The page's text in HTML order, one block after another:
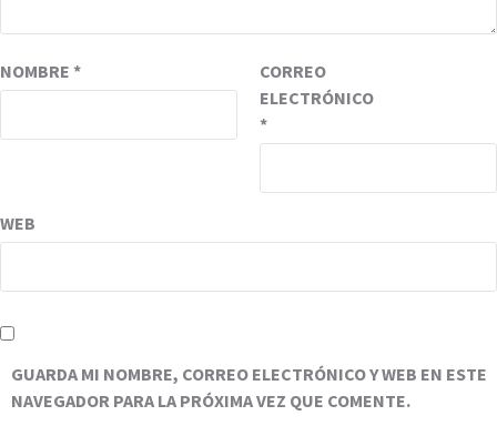
NOMBRE *
CORREO
ELECTRÓNICO
*
WEB
GUARDA MI NOMBRE, CORREO ELECTRÓNICO Y WEB EN ESTE
NAVEGADOR PARA LA PRÓXIMA VEZ QUE COMENTE.